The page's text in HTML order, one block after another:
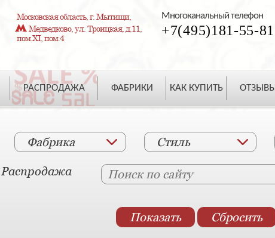
Московская область, г. Мытищи,
Медведково, ул. Троицкая, д.11,
пом.XI, пом.4
Многоканальный телефон
+7(495)181-55-81
РАСПРОДАЖА ФАБРИКИ КАК КУПИТЬ ОТЗЫВЫ
Фабрика Стиль
Распродажа